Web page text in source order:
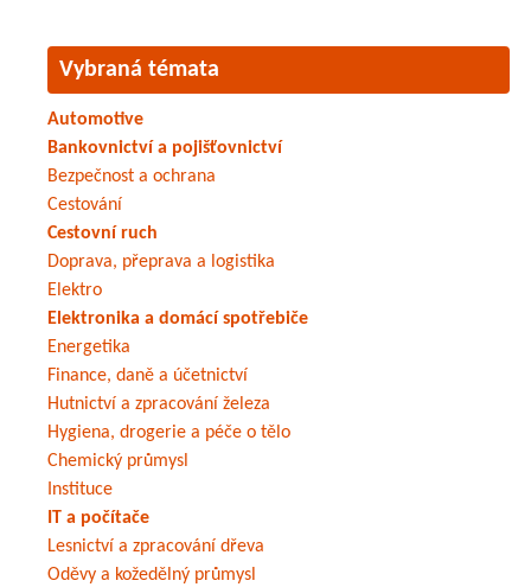
Vybraná témata
Automotive
Bankovnictví a pojišťovnictví
Bezpečnost a ochrana
Cestování
Cestovní ruch
Doprava, přeprava a logistika
Elektro
Elektronika a domácí spotřebiče
Energetika
Finance, daně a účetnictví
Hutnictví a zpracování železa
Hygiena, drogerie a péče o tělo
Chemický průmysl
Instituce
IT a počítače
Lesnictví a zpracování dřeva
Oděvy a kožedělný průmysl